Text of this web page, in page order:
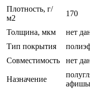
Плотность, г/
м2
170
Толщина, мкм
нет
Тип покрытия
Совместимость
нет
Назначение